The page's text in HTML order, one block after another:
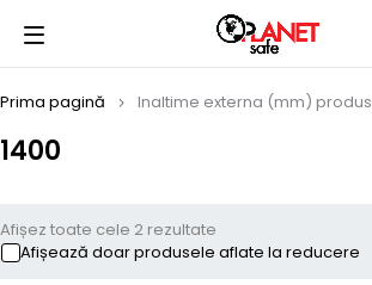
1400
Prima pagină Inaltime externa (mm) produs
Afișez toate cele 2 rezultate
Afișează doar produsele aflate la reducere